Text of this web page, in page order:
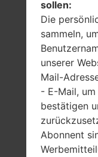
95 gramm
unzen)
sollen:
Die
sammeln,
unserer
Mail-
- E-Mail,
bestätigen
Abonnent